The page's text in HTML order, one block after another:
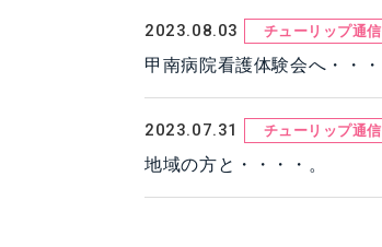
2023.08.03 チューリップ通信
甲南病院看護体験会へ・・・
2023.07.31 チューリップ通信
地域の方と・・・・。